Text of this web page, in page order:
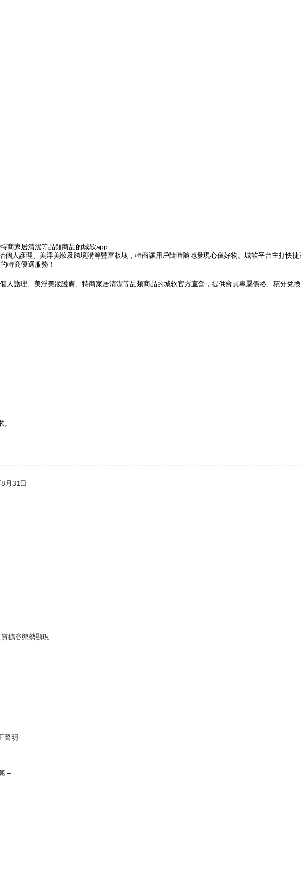
商家居清潔等品類商品的城软app
個人護理、美浮美妝及跨境購等豐富板塊，特商讓用戶隨時隨地發現心儀好物。城软平台主打快
特商優選服務！
人護理、美浮美妝護膚、特商家居清潔等品類商品的城软官方直營，提供會員專屬價格、積分兌
月31日
擴容態勢顯現
聲明
→